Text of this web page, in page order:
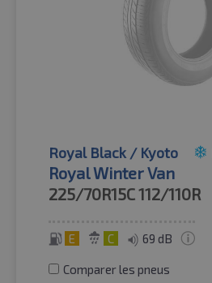
Royal Black / Kyoto
Royal Winter Van
225/70R15C112/110R
E C 69 dB
Comparer les pneus